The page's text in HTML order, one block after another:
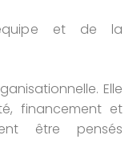
et de la
Elle
financement et
être pensés